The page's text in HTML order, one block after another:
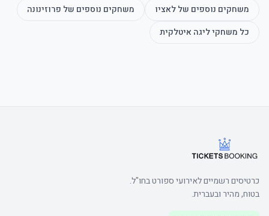
משחקים נוספים שללאציו משחקים נוספים של פרוזינונה
כל משחקיליגה איטלקית
כרטיסים רשמיים לאירועי ספורט בחו"ל.
בטוח, מהיר ובעברית.